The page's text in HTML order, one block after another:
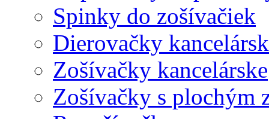
Spinky do zošívačiek
Dierovačky
Zošívačky kancelárske
Zošívačky s plochým